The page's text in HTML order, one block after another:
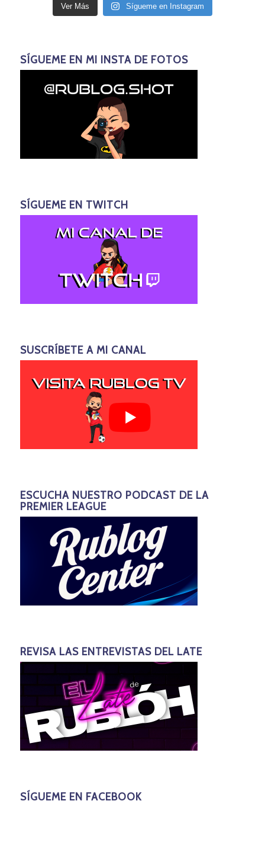
Ver Más Sígueme en Instagram
SÍGUEME EN MI INSTA DE FOTOS
SÍGUEME EN TWITCH
SUSCRÍBETE A MI CANAL
ESCUCHA NUESTRO PODCAST DE LA
PREMIER LEAGUE
REVISA LAS ENTREVISTAS DEL LATE
SÍGUEME EN FACEBOOK